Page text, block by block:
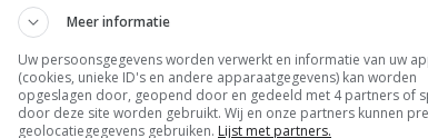
in de gemeente Almere steunen het voorstel van het
en wethouders om ondanks de coronacrisis toch door
de...
Meer informatie
Uw persoonsgegevens worden verwerkt en informatie van uw
(cookies, unieke ID's en andere apparaatgegevens) kan worden
opgeslagen door, geopend door en gedeeld met 4 partners of
door deze site worden gebruikt. Wij en onze partners kunnen
geolocatiegegevens gebruiken. Lijst met partners.